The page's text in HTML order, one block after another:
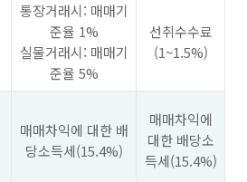
통장거래시: 매매기
준율 1%
실물거래시: 매매기
준율 5%
선취수수료
(1~1.5%)
매매차익에 대한 배
당소득세(15.4%)
매매차익에
대한 배당소
득세(15.4%)